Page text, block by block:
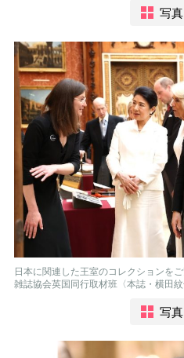
写
日本に関連した王室のコレクションを
雑誌協会英国同行取材班〈本誌・横田紋
写